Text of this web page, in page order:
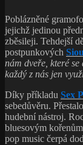
Poblázněné
jejichž jedinou
zběsileji. Tehdejší
postpunkových
nám dveře, které
každý z nás jen
Díky příkladu Sex
sebedůvěru.
hudební nástroj.
bluesovým
pop music čerpá